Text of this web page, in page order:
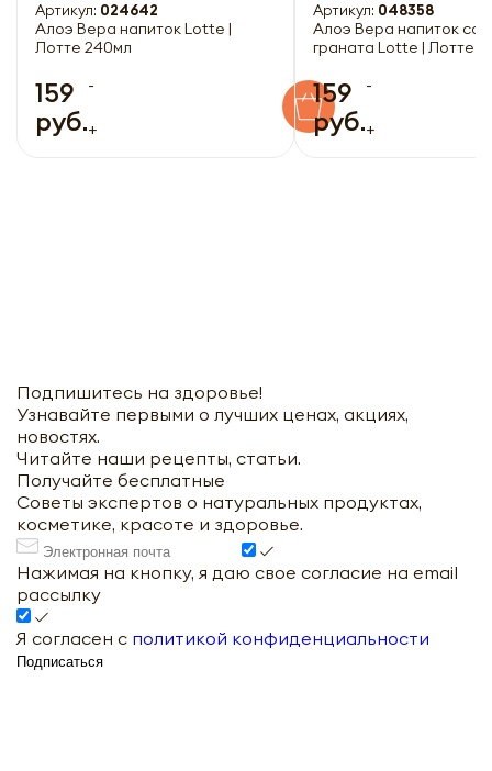
Артикул: 024642
Алоэ Вера напиток Lotte |
Лотте 240мл
159
руб.
-
+
Артикул: 048358
Алоэ Вера напиток со
граната Lotte | Лотте
159
руб.
-
+
Подпишитесь на здоровье!
Узнавайте первыми о лучших ценах, акциях,
новостях.
Читайте наши рецепты, статьи.
Получайте бесплатные
Советы экспертов о натуральных продуктах,
косметике, красоте и здоровье.
Нажимая на кнопку, я даю свое согласие на email
рассылку
Я согласен с политикой конфиденциальности
Подписаться